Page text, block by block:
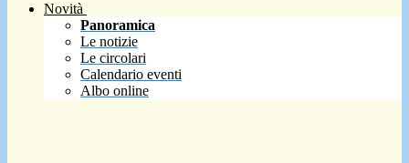
Novità
Panoramica
Le notizie
Le circolari
Calendario eventi
Albo online